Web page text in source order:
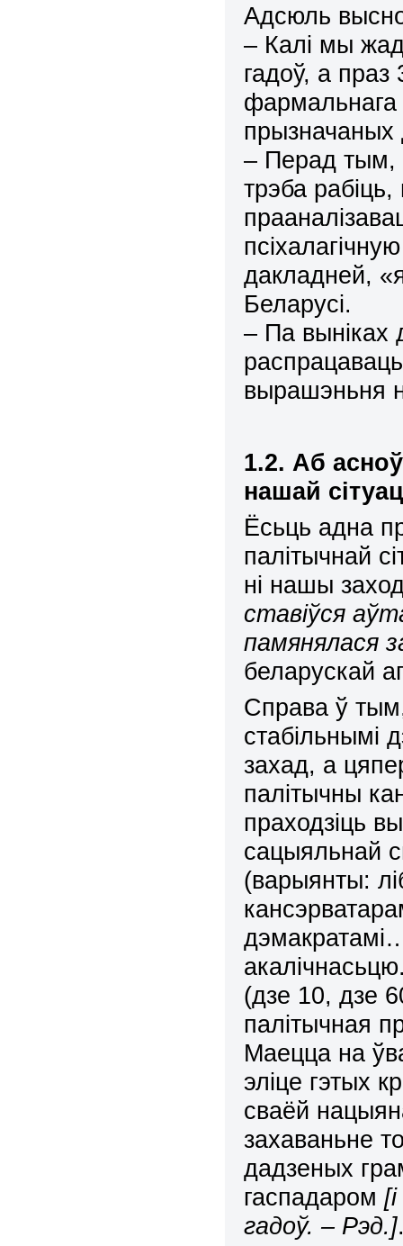
Адсюль
– Калі мы
гадоў, а
фармальнага
– Перад тым,
трэба
дакладней,
Беларусі.
– Па выніках
вырашэньня
1.2. Аб
нашай
Ёсьць адна
палітычнай
ні нашы
ставіўся
памянялася
беларускай
Справа ў тым,
стабільнымі
захад, а
палітычны
праходзіць
сацыяльнай
(варыянты:
(дзе 10, дзе
палітычная
Маецца на
эліце гэтых
сваёй
захаваньне
дадзеных
гаспадаром
гадоў. – Рэд.]